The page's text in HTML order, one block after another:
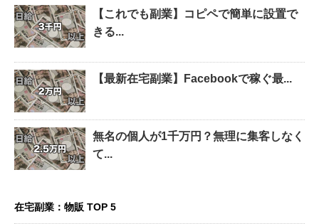
【これでも副業】コピペで簡単に設置で
きる...
【最新在宅副業】Facebookで稼ぐ最...
無名の個人が1千万円？無理に集客しなく
て...
在宅副業：物販 TOP 5